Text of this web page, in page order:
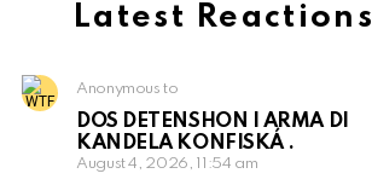
Latest Reactions
Anonymous to
DOS DETENSHON I ARMA DI
KANDELA KONFISKÁ .
August 4, 2026, 11:54 am